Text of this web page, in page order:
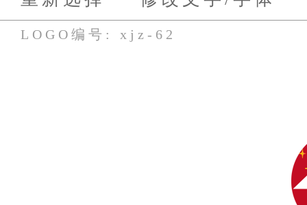
LOGO编号: xjz-62